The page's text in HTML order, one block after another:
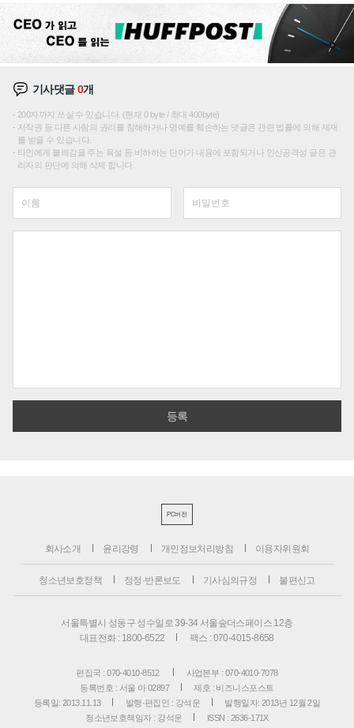
기사댓글0개
200자까지 쓰실 수 있습니다. (현재 0 byte / 최대 400byte)
저작권 등 다른 사람의 권리를 침해하거나 명예를 훼손하는 댓글은 관련 법률에 의해 제재
를 받을 수 있습니다.
타인에게 불쾌감을 주는 욕설 등 비하하는 단어가 내용에 포함되거나 인신공격성 글은 관
리자의 판단에 의해 삭제 합니다.
PC버전
회사소개 윤리강령 개인정보처리방침 이용자위원회
청소년보호정책 정정·반론보도 기사심의규정 불편신고
서울특별시 성동구 성수일로 39-34 서울숲더스페이스 12층
대표전화 : 1800-6522
팩스 : 070-4015-8658
편집국 : 070-4010-8512
사업본부 : 070-4010-7078
등록번호 : 서울 아 02897
제호 : 비즈니스포스트
등록일: 2013.11.13
발행·편집인 : 강석운
발행일자: 2013년 12월 2일
청소년보호책임자 : 강석운
ISSN : 2636-171X